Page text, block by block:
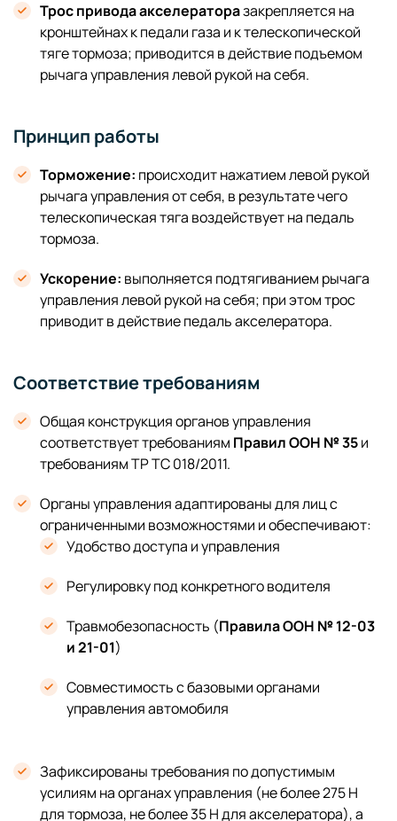
Трос привода акселераторазакрепляется на
кронштейнах к педали газа и к телескопической
тяге тормоза; приводится в действие подъемом
рычага управления левой рукой на себя.
Принцип работы
Торможение: происходит нажатием левой рукой
рычага управления от себя, в результате чего
телескопическая тяга воздействует на педаль
тормоза.
Ускорение: выполняется подтягиванием рычага
управления левой рукой на себя; при этом трос
приводит в действие педаль акселератора.
Соответствие требованиям
Общая конструкция органов управления
соответствует требованиям Правил ООН № 35и
требованиям ТР ТС 018/2011.
Органы управления адаптированы для лиц с
ограниченными возможностями и обеспечивают:
Удобство доступа и управления
Регулировку под конкретного водителя
Травмобезопасность (Правила ООН № 12-03
и 21-01)
Совместимость с базовыми органами
управления автомобиля
Зафиксированы требования по допустимым
усилиям на органах управления (не более 275 Н
для тормоза, не более 35 Н для акселератора), а